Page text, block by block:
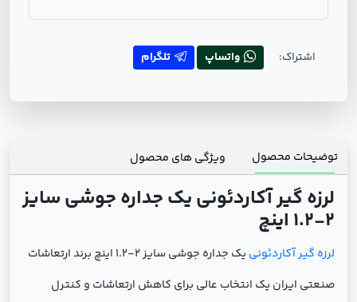
اشتراک: واتساپ تلگرام
توضیحات محصول ویژگی های محصول
لرزه گیر آکاردئونی یک جداره جوشی سایز
2-1.2 اینچ
لرزه گیر آکاردئونی
یک جداره جوشی سایز 2-1.2 اینچ برند ارتعاشات
صنعتی ایران یک انتخاب عالی برای کاهش ارتعاشات و کنترل